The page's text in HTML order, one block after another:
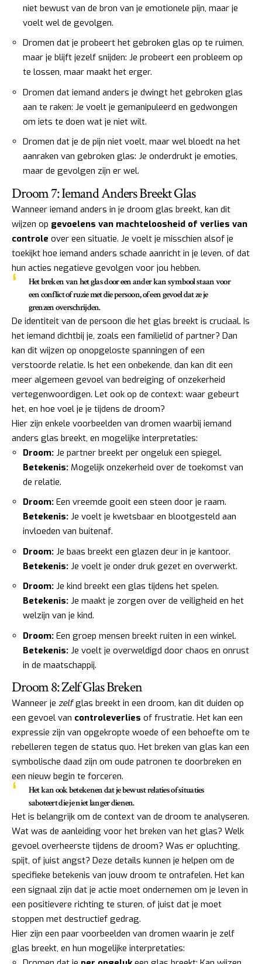
niet bewust van de bron van je emotionele pijn, maar je
voelt wel de gevolgen.
Dromen dat je probeert het gebroken glas op te ruimen,
maar je blijft jezelf snijden: Je probeert een probleem op
te lossen, maar maakt het erger.
Dromen dat iemand anders je dwingt het gebroken glas
aan te raken: Je voelt je gemanipuleerd en gedwongen
om iets te doen wat je niet wilt.
Dromen dat je de pijn niet voelt, maar wel bloedt na het
aanraken van gebroken glas: Je onderdrukt je emoties,
maar de gevolgen zijn er wel.
Droom 7: Iemand Anders Breekt Glas
Wanneer iemand anders in je droom glas breekt, kan dit
wijzen op gevoelens van machteloosheid of verlies van
controle over een situatie. Je voelt je misschien alsof je
toekijkt hoe iemand anders schade aanricht in je leven, of dat
hun acties negatieve gevolgen voor jou hebben.
Het breken van het glas door een ander kan symbool staan voor
een conflict of ruzie met die persoon, of een gevoel dat ze je
grenzen overschrijden.
De identiteit van de persoon die het glas breekt is cruciaal. Is
het iemand dichtbij je, zoals een familielid of partner? Dan
kan dit wijzen op onopgeloste spanningen of een
verstoorde relatie. Is het een onbekende, dan kan dit een
meer algemeen gevoel van bedreiging of onzekerheid
vertegenwoordigen. Let ook op de context: waar gebeurt
het, en hoe voel je je tijdens de droom?
Hier zijn enkele voorbeelden van dromen waarbij iemand
anders glas breekt, en mogelijke interpretaties:
Droom: Je partner breekt per ongeluk een spiegel.
Betekenis: Mogelijk onzekerheid over de toekomst van
de relatie.
Droom: Een vreemde gooit een steen door je raam.
Betekenis: Je voelt je kwetsbaar en blootgesteld aan
invloeden van buitenaf.
Droom: Je baas breekt een glazen deur in je kantoor.
Betekenis: Je voelt je onder druk gezet en overwerkt.
Droom: Je kind breekt een glas tijdens het spelen.
Betekenis: Je maakt je zorgen over de veiligheid en het
welzijn van je kind.
Droom: Een groep mensen breekt ruiten in een winkel.
Betekenis: Je voelt je overweldigd door chaos en onrust
in de maatschappij.
Droom 8: Zelf Glas Breken
Wanneer je zelfglas breekt in een droom, kan dit duiden op
een gevoel van controleverlies of frustratie. Het kan een
expressie zijn van opgekropte woede of een behoefte om te
rebelleren tegen de status quo. Het breken van glas kan een
symbolische daad zijn om oude patronen te doorbreken en
een nieuw begin te forceren.
Het kan ook betekenen dat je bewust relaties of situaties
saboteert die je niet langer dienen.
Het is belangrijk om de context van de droom te analyseren.
Wat was de aanleiding voor het breken van het glas? Welk
gevoel overheerste tijdens de droom? Was er opluchting,
spijt, of juist angst? Deze details kunnen je helpen om de
specifieke betekenis van jouw droom te ontrafelen. Het kan
een signaal zijn dat je actie moet ondernemen om je leven in
een positievere richting te sturen, of juist dat je moet
stoppen met destructief gedrag.
Hier zijn een paar voorbeelden van dromen waarin je zelf
glas breekt, en hun mogelijke interpretaties: